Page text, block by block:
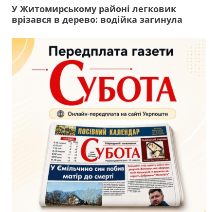
У Житомирському районі легковик
врізався в дерево: водійка загинула